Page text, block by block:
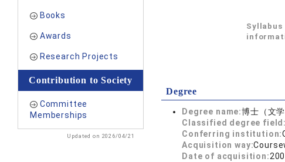
Books
Awards
Research Projects
Contribution to Society
Committee
Memberships
Updated on 2026/04/21
Syllabus
Degree
Degree name:博士（文学
Classified degree field:
Conferring institution:
Acquisition way:
Date of acquisition: